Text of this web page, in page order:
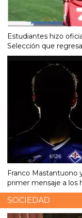
Estudiantes hizo
Selección que
Franco Mastantuono
primer mensaje a los
SOCIEDAD